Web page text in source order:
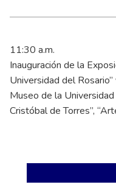
11:30 a.m.
Inauguración de la
Universidad del
Museo de la
Cristóbal de Torres”,